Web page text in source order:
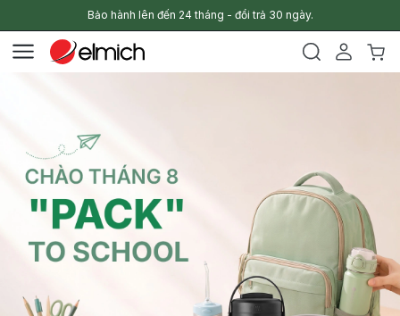
Bảo hành lên đến 24 tháng - đổi trả 30 ngày.